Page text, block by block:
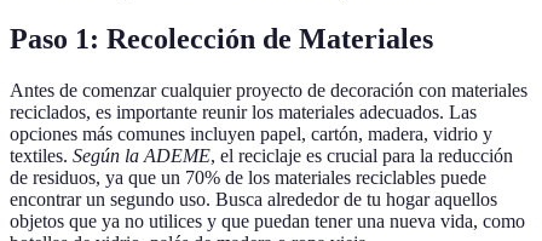
Paso 1: Recolección de Materiales
Antes de comenzar cualquier proyecto de decoración con materiales
reciclados, es importante reunir los materiales adecuados. Las
opciones más comunes incluyen papel, cartón, madera, vidrio y
textiles. Según la ADEME, el reciclaje es crucial para la reducción
de residuos, ya que un 70% de los materiales reciclables puede
encontrar un segundo uso. Busca alrededor de tu hogar aquellos
objetos que ya no utilices y que puedan tener una nueva vida, como